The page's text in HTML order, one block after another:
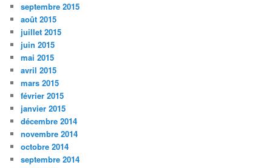
septembre 2015
août 2015
juillet 2015
juin 2015
mai 2015
avril 2015
mars 2015
février 2015
janvier 2015
décembre 2014
novembre 2014
octobre 2014
septembre 2014